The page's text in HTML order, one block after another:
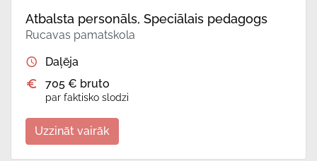
Atbalsta personāls, Speciālais pedagogs
Rucavas pamatskola
Daļēja
705 € bruto
par faktisko slodzi
Uzzināt vairāk